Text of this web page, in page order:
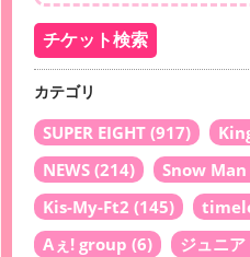
カテゴリ
SUPER EIGHT (917)
NEWS (214) Snow Man
Kis-My-Ft2 (145)
Aぇ! group (6) ジュニア